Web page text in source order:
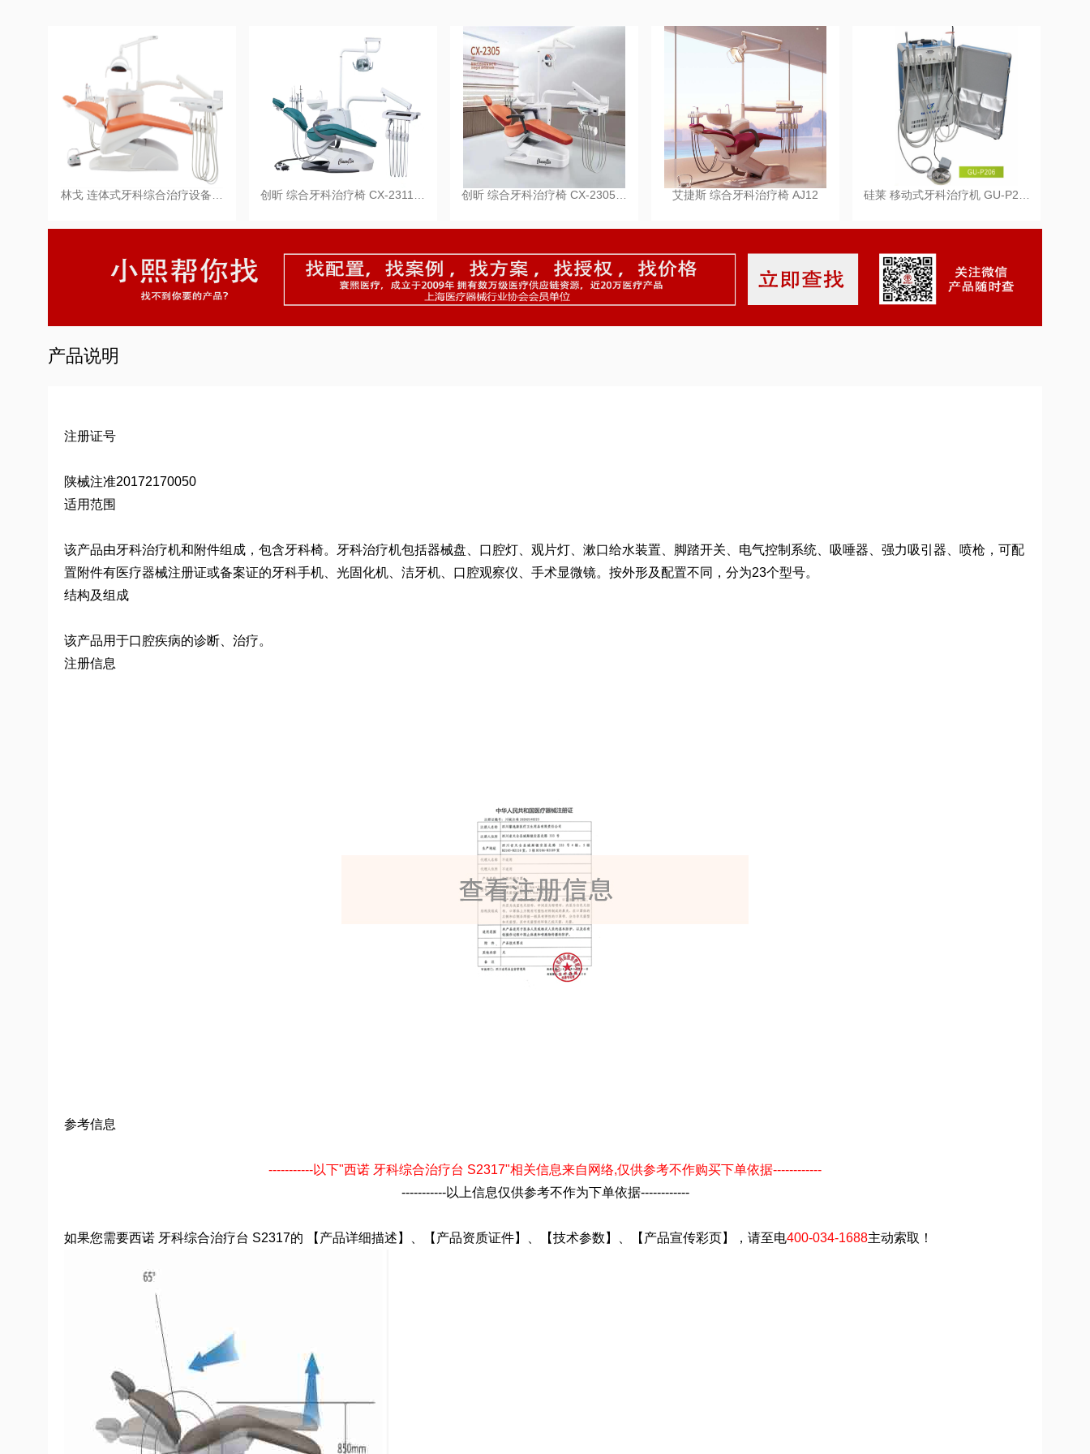
林戈 连体式牙科综合治疗设备… 创昕 综合牙科治疗椅 CX-2311… 创昕 综合牙科治疗椅 CX-2305… 艾捷斯 综合牙科治疗椅 AJ12 硅莱 移动式牙科治疗机 GU-P2…
产品说明
注册证号
陕械注准20172170050
适用范围
该产品由牙科治疗机和附件组成，包含牙科椅。牙科治疗机包括器械盘、口腔灯、观片灯、漱口给水装置、脚踏开关、电气控制系统、吸唾器、强力吸引器、喷枪，可配
置附件有医疗器械注册证或备案证的牙科手机、光固化机、洁牙机、口腔观察仪、手术显微镜。按外形及配置不同，分为23个型号。
结构及组成
该产品用于口腔疾病的诊断、治疗。
注册信息
参考信息
-----------以下"西诺 牙科综合治疗台 S2317"相关信息来自网络,仅供参考不作购买下单依据------------
-----------以上信息仅供参考不作为下单依据------------
如果您需要西诺 牙科综合治疗台 S2317的 【产品详细描述】、【产品资质证件】、【技术参数】、【产品宣传彩页】，请至电400-034-1688主动索取！